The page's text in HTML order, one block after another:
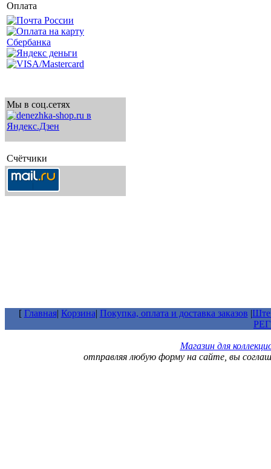
Оплата
Мы в соц.сетях
Счётчики
[ Главная| Корзина| Покупка, оплата и доставка заказов |
Магазин для
отправляя любую форму на сайте, вы